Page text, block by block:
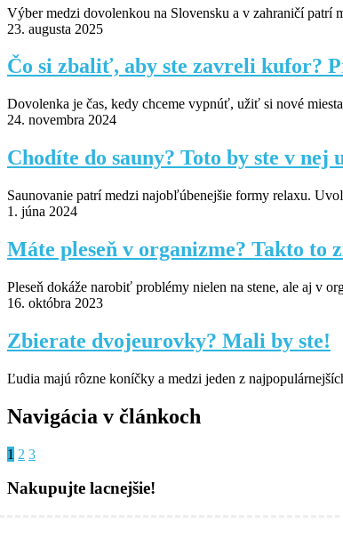
Výber medzi dovolenkou na Slovensku a v zahraničí patrí
23. augusta 2025
Čo si zbaliť, aby ste zavreli kufor?
Dovolenka je čas, kedy chceme vypnúť, užiť si nové
24. novembra 2024
Chodíte do sauny? Toto by ste v
Saunovanie patrí medzi najobľúbenejšie formy relaxu.
1. júna 2024
Máte pleseň v organizme? Takto to
Pleseň dokáže narobiť problémy nielen na stene, ale aj v
16. októbra 2023
Zbierate dvojeurovky? Mali by ste!
Ľudia majú rôzne koníčky a medzi jeden z
Navigácia v článkoch
1 2 3
Nakupujte lacnejšie!